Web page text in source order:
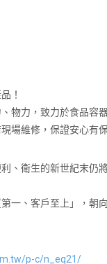
！
物力，致力於食品
場維修，保證安心有保
、衛生的新世紀末仍
一、客戶至上」，朝
p-c/n_eq21/